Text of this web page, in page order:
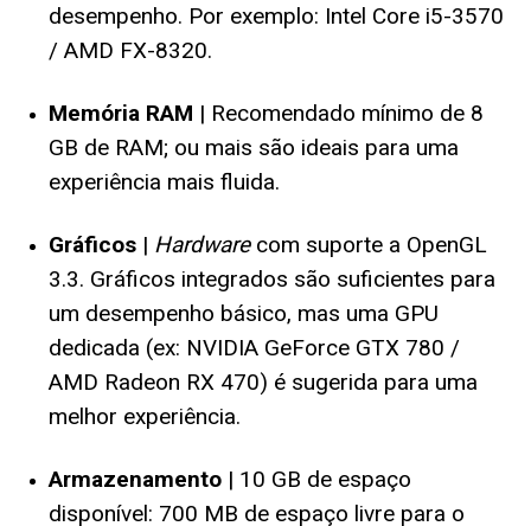
desempenho. Por exemplo: Intel Core i5-3570
/ AMD FX-8320.
Memória RAM | Recomendado mínimo de 8
GB de RAM; ou mais são ideais para uma
experiência mais fluida.
Gráficos | Hardwarecom suporte a OpenGL
3.3. Gráficos integrados são suficientes para
um desempenho básico, mas uma GPU
dedicada (ex: NVIDIA GeForce GTX 780 /
AMD Radeon RX 470) é sugerida para uma
melhor experiência.
Armazenamento | 10 GB de espaço
disponível: 700 MB de espaço livre para o